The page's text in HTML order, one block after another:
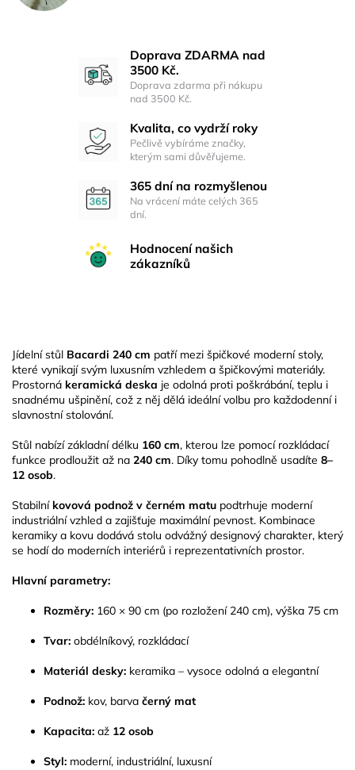
Doprava ZDARMA nad
3500 Kč.
Doprava zdarma při nákupu
nad 3500 Kč.
Kvalita, co vydrží roky
Pečlivě vybíráme značky,
kterým sami důvěřujeme.
365 dní na rozmyšlenou
Na vrácení máte celých 365
dní.
Hodnocení našich
zákazníků
Jídelní stůl Bacardi 240 cm patří mezi špičkové moderní stoly,
které vynikají svým luxusním vzhledem a špičkovými materiály.
Prostorná keramická deska je odolná proti poškrábání, teplu i
snadnému ušpinění, což z něj dělá ideální volbu pro každodenní i
slavnostní stolování.
Stůl nabízí základní délku 160 cm, kterou lze pomocí rozkládací
funkce prodloužit až na 240 cm. Díky tomu pohodlně usadíte 8–
12 osob.
Stabilní kovová podnož v černém matu podtrhuje moderní
industriální vzhled a zajišťuje maximální pevnost. Kombinace
keramiky a kovu dodává stolu odvážný designový charakter, který
se hodí do moderních interiérů i reprezentativních prostor.
Hlavní parametry:
Rozměry: 160 × 90 cm (po rozložení 240 cm), výška 75 cm
Tvar: obdélníkový, rozkládací
Materiál desky: keramika – vysoce odolná a elegantní
Podnož: kov, barva černý mat
Kapacita: až 12 osob
Styl: moderní, industriální, luxusní